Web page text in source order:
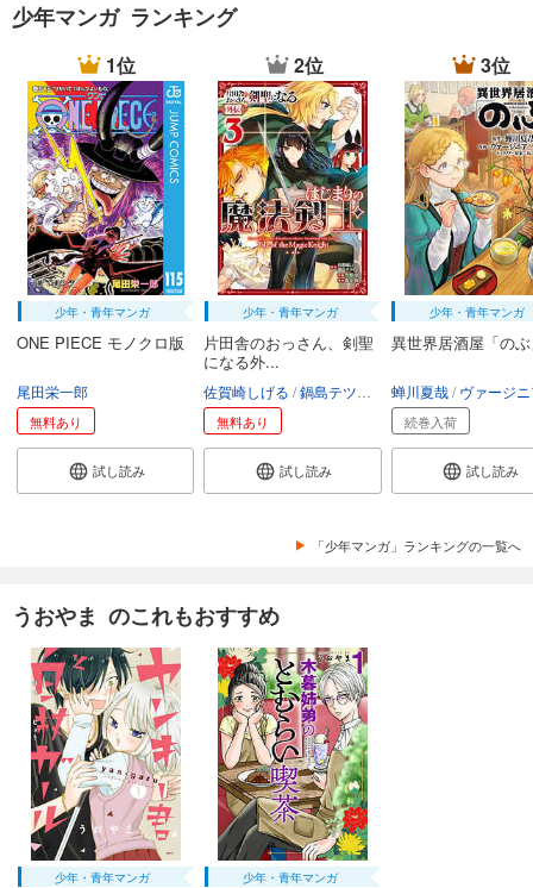
少年マンガ ランキング
1位
少年・青年マンガ
ONE PIECE モノクロ版
尾田栄一郎
無料あり
試し読み
2位
少年・青年マンガ
片田舎のおっさん、剣聖
になる外...
佐賀崎しげる 鍋島テツヒロ 空路恵 渡辺樹
無料あり
試し読み
3位
少年・青年マンガ
異世界居酒屋「の
蝉川夏哉 ヴァージニア二
続巻入荷
試し読み
「少年マンガ」ランキングの一覧へ
うおやま のこれもおすすめ
少年・青年マンガ 少年・青年マンガ